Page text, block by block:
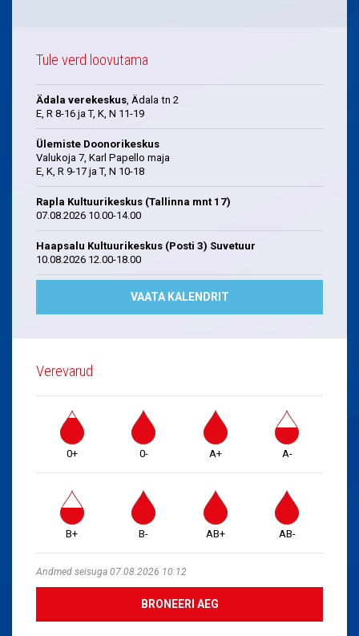
Tule verd loovutama
Ädala verekeskus , Ädala tn 2
E, R 8-16 ja T, K, N 11-19
Ülemiste Doonorikeskus
Valukoja 7, Karl Papello maja
E, K, R 9-17 ja T, N 10-18
Rapla Kultuurikeskus (Tallinna mnt 17)
07.08.2026 10.00-14.00
Haapsalu Kultuurikeskus (Posti 3) Suvetuur
10.08.2026 12.00-18.00
VAATA KALENDRIT
Verevarud
0+ 0- A+ A-
B+ B- AB+ AB-
Andmed seisuga 07.08.2026 10:12
BRONEERI AEG